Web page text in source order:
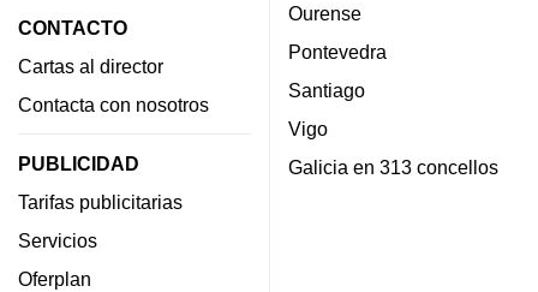
CONTACTO
Cartas al director
Contacta con nosotros
PUBLICIDAD
Tarifas publicitarias
Servicios
Oferplan
Ourense
Pontevedra
Santiago
Vigo
Galicia en 313 concellos